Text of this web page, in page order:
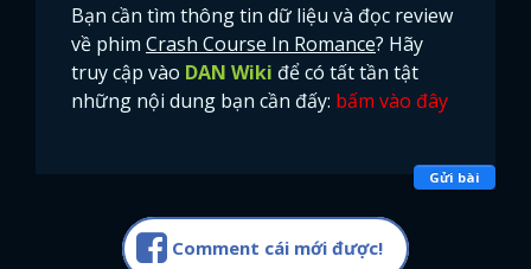
Bạn cần tìm thông tin dữ liệu và đọc review
về phim Crash Course In Romance? Hãy
truy cập vào DAN Wiki để có tất tần tật
những nội dung bạn cần đấy: bấm vào đây
Gửi bài
Comment cái mới được!